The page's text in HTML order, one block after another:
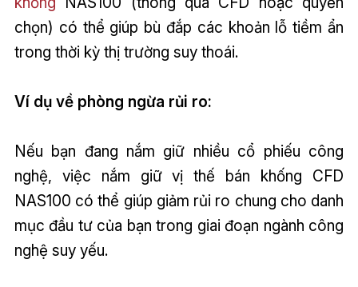
chọn) có thể giúp bù đắp các khoản lỗ tiềm ẩn
trong thời kỳ thị trường suy thoái.
Ví dụ về phòng ngừa rủi ro:
Nếu bạn đang nắm giữ nhiều cổ phiếu công
nghệ, việc nắm giữ vị thế bán khống CFD
NAS100 có thể giúp giảm rủi ro chung cho danh
mục đầu tư của bạn trong giai đoạn ngành công
nghệ suy yếu.